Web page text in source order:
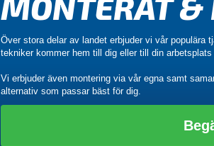
Över stora delar av landet erbjuder vi vår populära
tekniker kommer hem till dig eller till din
Vi erbjuder även montering via vår egna samt
alternativ som passar bäst för dig.